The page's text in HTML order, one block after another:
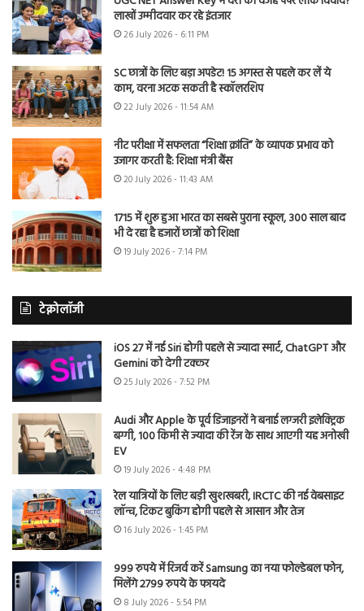
लाखों उम्मीदवार कर रहे इंतजार
26 July 2026 - 6:11 PM
SC छात्रों के लिए बड़ा अपडेट! 15 अगस्त से पहले कर लें ये
काम, वरना अटक सकती है स्कॉलरशिप
22 July 2026 - 11:54 AM
नीट परीक्षा में सफलता “शिक्षा क्रांति” के व्यापक प्रभाव को
उजागर करती है: शिक्षा मंत्री बैंस
20 July 2026 - 11:43 AM
1715 में शुरू हुआ भारत का सबसे पुराना स्कूल, 300 साल बाद
भी दे रहा है हजारों छात्रों को शिक्षा
19 July 2026 - 7:14 PM
टेक्नोलॉजी
iOS 27 में नई Siri होगी पहले से ज्यादा स्मार्ट, ChatGPT और
Gemini को देगी टक्कर
25 July 2026 - 7:52 PM
Audi और Apple के पूर्व डिजाइनरों ने बनाई लग्जरी इलेक्ट्रिक
बग्गी, 100 किमी से ज्यादा की रेंज के साथ आएगी यह अनोखी
EV
19 July 2026 - 4:48 PM
रेल यात्रियों के लिए बड़ी खुशखबरी, IRCTC की नई वेबसाइट
लॉन्च, टिकट बुकिंग होगी पहले से आसान और तेज
16 July 2026 - 1:45 PM
999 रुपये में रिजर्व करें Samsung का नया फोल्डेबल फोन,
मिलेंगे 2799 रुपये के फायदे
8 July 2026 - 5:54 PM